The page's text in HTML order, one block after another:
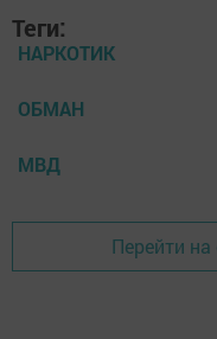
Теги:
НАРКОТИК
ОБМАН
МВД
Перейти